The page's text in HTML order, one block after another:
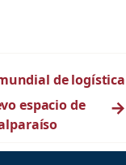
de logística
espacio de
→